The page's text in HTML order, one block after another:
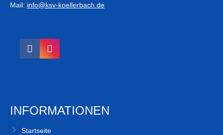
Mail: info@ksv-koellerbach.de
INFORMATIONEN
Startseite